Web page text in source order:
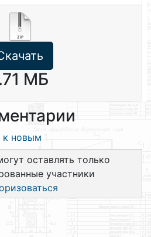
МБ
к новым
оставлять только
участники